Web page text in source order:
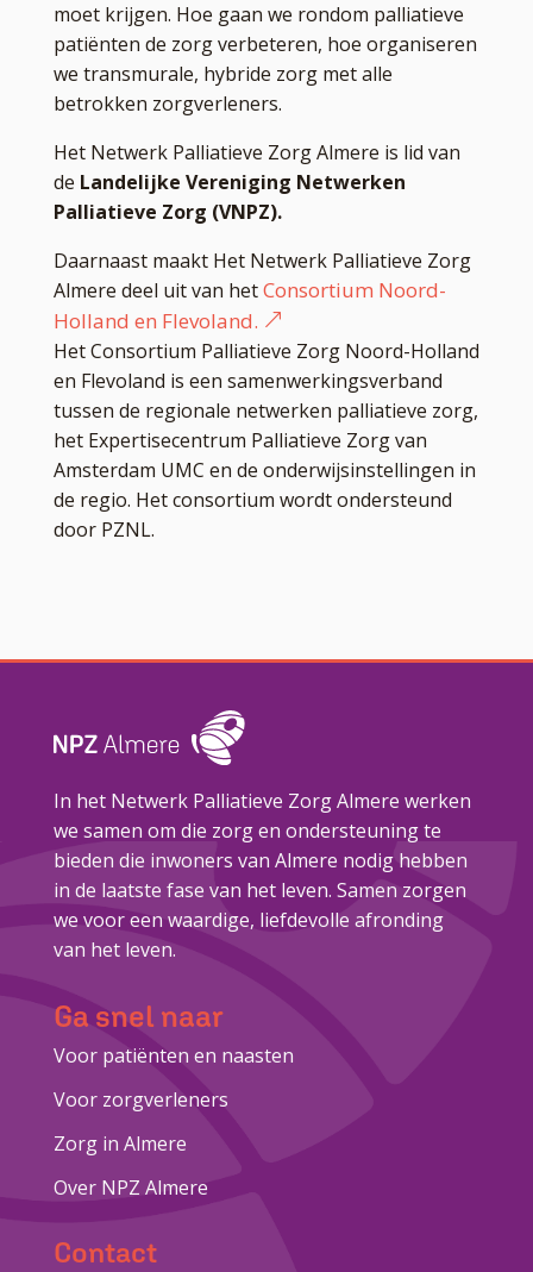
moet krijgen. Hoe gaan we rondom palliatieve
patiënten de zorg verbeteren, hoe organiseren
we transmurale, hybride zorg met alle
betrokken zorgverleners.
Het Netwerk Palliatieve Zorg Almere is lid van
de Landelijke Vereniging Netwerken
Palliatieve Zorg (VNPZ).
Daarnaast maakt Het Netwerk Palliatieve Zorg
Almere deel uit van hetConsortium Noord-
Holland en Flevoland.
Het Consortium Palliatieve Zorg Noord-Holland
en Flevoland is een samenwerkingsverband
tussen de regionale netwerken palliatieve zorg,
het Expertisecentrum Palliatieve Zorg van
Amsterdam UMC en de onderwijsinstellingen in
de regio. Het consortium wordt ondersteund
door PZNL.
In het Netwerk Palliatieve Zorg Almere werken
we samen om die zorg en ondersteuning te
bieden die inwoners van Almere nodig hebben
in de laatste fase van het leven. Samen zorgen
we voor een waardige, liefdevolle afronding
van het leven.
Ga snel naar
Voor patiënten en naasten
Voor zorgverleners
Zorg in Almere
Over NPZ Almere
Contact